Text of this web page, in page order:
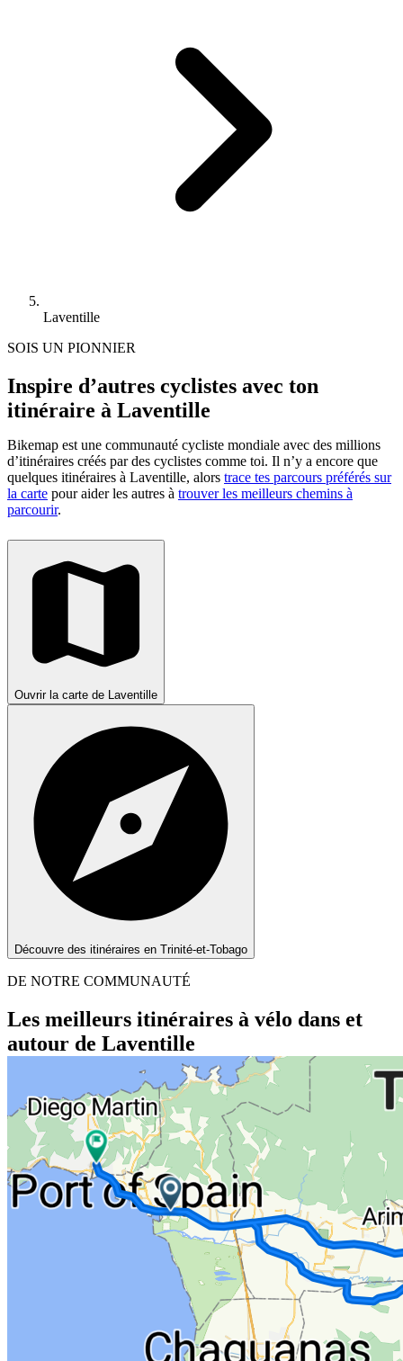
Laventille
SOIS UN PIONNIER
Inspire d’autres cyclistes avec ton
itinéraire à Laventille
Bikemap est une communauté cycliste mondiale avec des millions
d’itinéraires créés par des cyclistes comme toi. Il n’y a encore que
quelques itinéraires à Laventille, alors trace tes parcours préférés sur
la carte pour aider les autres à trouver les meilleurs chemins à
parcourir.
Ouvrir la carte de Laventille
Découvre des itinéraires en Trinité-et-Tobago
DE NOTRE COMMUNAUTÉ
Les meilleurs itinéraires à vélo dans et
autour de Laventille